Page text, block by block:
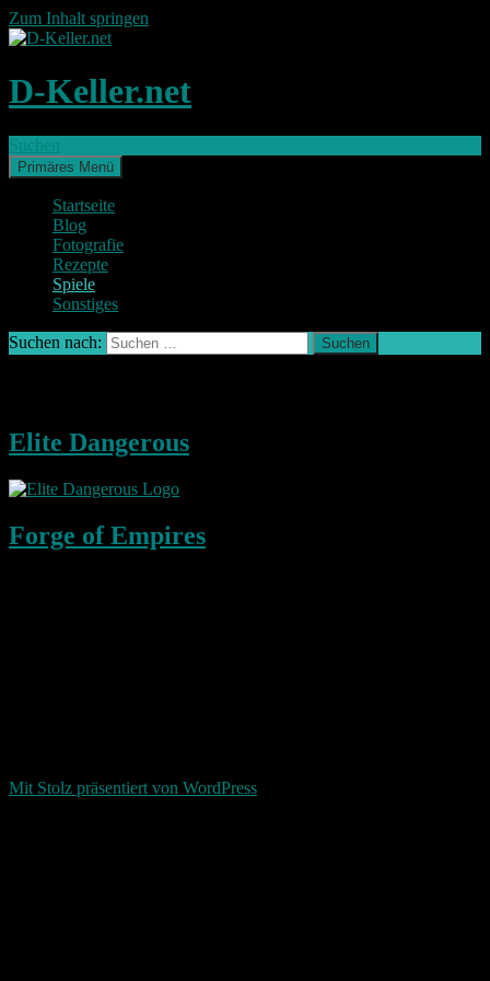
Zum Inhalt springen
D-Keller.net
Primäres Menü
Startseite
Blog
Fotografie
Rezepte
Spiele
Sonstiges
Suchen nach:
Elite Dangerous
Forge of Empires
Mit Stolz präsentiert von WordPress